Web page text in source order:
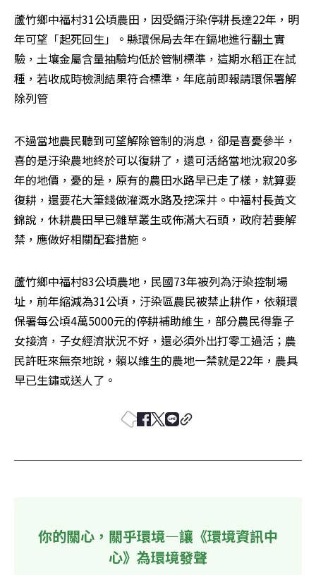
蘆竹鄉中福村31公頃農田，因受鎘汙染停耕長達22年，明
年可望「起死回生」。縣環保局去年在鎘地進行翻土實
驗，土壤金屬含量抽驗均低於管制標準，這期水稻正在試
種，若收成時檢測結果符合標準，年底前即報請環保署解
除列管
不過當地農民聽到可望解除管制的消息，卻是喜憂參半，
喜的是汙染農地終於可以復耕了，還可活絡當地沈寂20多
年的地價，憂的是，原有的農田水路早已走了樣，就算要
復耕，還要花大筆錢做灌溉水路及挖深井。中福村長黃文
錦說，休耕農田早已雜草叢生或佈滿大石頭，政府若要解
禁，應做好相關配套措施。
蘆竹鄉中福村83公頃農地，民國73年被列為汙染控制場
址，前年縮減為31公頃，汙染區農民被禁止耕作，依賴環
保署每公頃4萬5000元的停耕補助維生，部分農民得靠子
女接濟，子女經濟狀況不好，還必須外出打零工過活；農
民許旺來無奈地說，賴以維生的農地一禁就是22年，農具
早已生鏽或送人了。
你的關心，關乎環境—讓《環境資訊中
心》為環境發聲